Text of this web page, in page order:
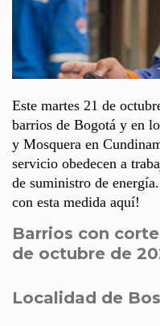
Este martes 21 de
barrios de Bogotá y en
y Mosquera en
servicio obedecen a
de suministro de
con esta medida aquí!
Barrios con
de octubre de
Localidad de